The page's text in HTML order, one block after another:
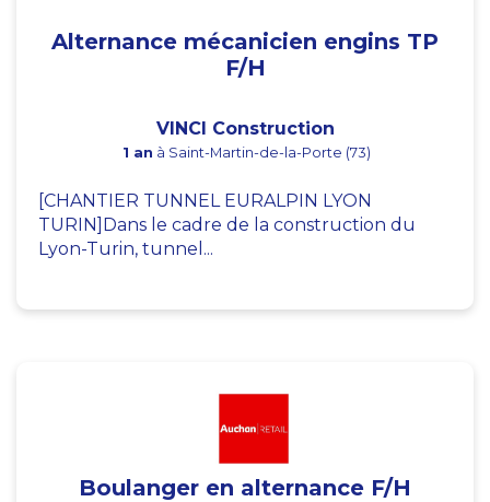
Alternance mécanicien engins TP
F/H
VINCI Construction
1 an à Saint-Martin-de-la-Porte (73)
[CHANTIER TUNNEL EURALPIN LYON
TURIN]Dans le cadre de la construction du
Lyon-Turin, tunnel...
Boulanger en alternance F/H